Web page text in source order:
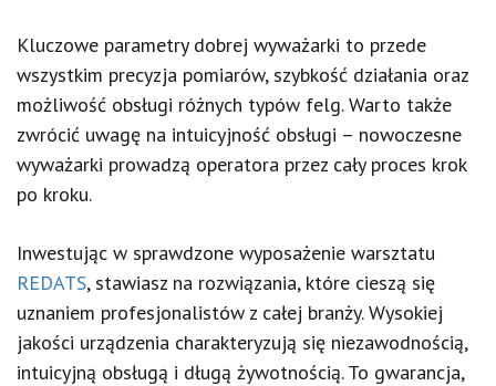
Kluczowe parametry dobrej wyważarki to przede
wszystkim precyzja pomiarów, szybkość działania oraz
możliwość obsługi różnych typów felg. Warto także
zwrócić uwagę na intuicyjność obsługi – nowoczesne
wyważarki prowadzą operatora przez cały proces krok
po kroku.
Inwestując w sprawdzone wyposażenie warsztatu
REDATS, stawiasz na rozwiązania, które cieszą się
uznaniem profesjonalistów z całej branży. Wysokiej
jakości urządzenia charakteryzują się niezawodnością,
intuicyjną obsługą i długą żywotnością. To gwarancja,